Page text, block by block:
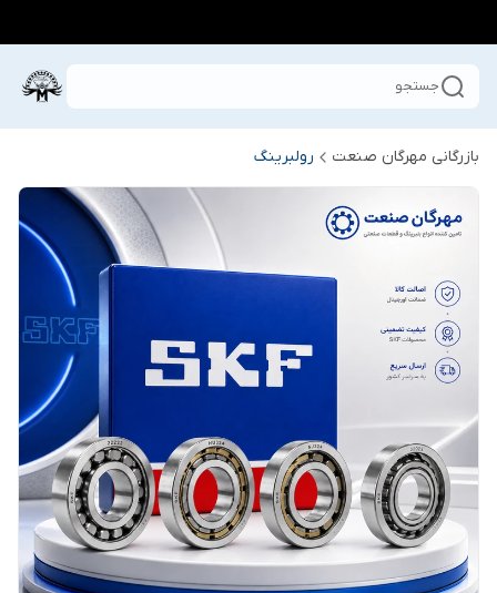
جستجو
بازرگانی مهرگان صنعت رولبرینگ